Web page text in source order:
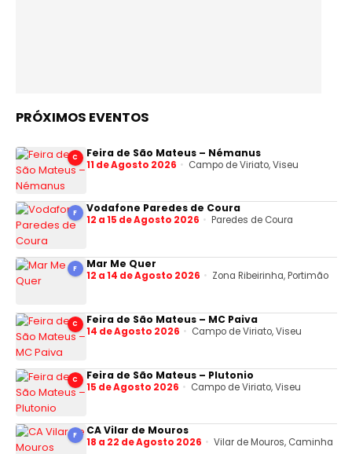
PRÓXIMOS EVENTOS
C Feira de São Mateus – Némanus
11 de Agosto 2026 Campo de Viriato, Viseu
F Vodafone Paredes de Coura
12 a 15 de Agosto 2026 Paredes de Coura
F Mar Me Quer
12 a 14 de Agosto 2026 Zona Ribeirinha, Portimão
C Feira de São Mateus – MC Paiva
14 de Agosto 2026 Campo de Viriato, Viseu
C Feira de São Mateus – Plutonio
15 de Agosto 2026 Campo de Viriato, Viseu
F CA Vilar de Mouros
18 a 22 de Agosto 2026 Vilar de Mouros, Caminha